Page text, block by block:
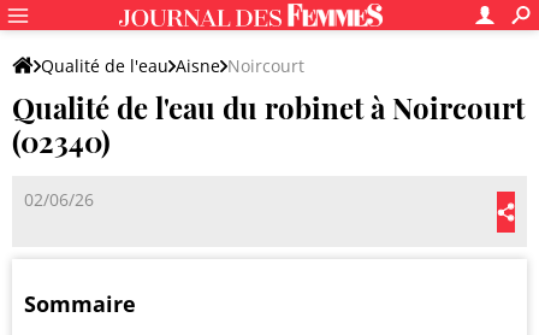
Qualité de l'eau Aisne Noircourt
Qualité de l'eau du robinet à Noircourt
(02340)
02/06/26
Sommaire